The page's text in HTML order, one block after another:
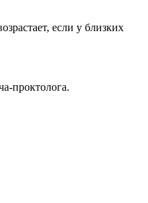
если у близких
проктолога.